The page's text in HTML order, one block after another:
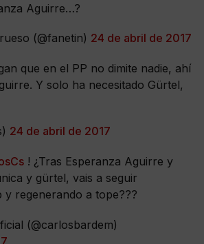
Aguirre…?
(@fanetin) 24 de abril de 2017
que en el PP no dimite nadie, ahí
Y solo ha necesitado Gürtel,
24 de abril de 2017
! ¿Tras Esperanza Aguirre y
y gürtel, vais a seguir
y regenerando a tope???
(@carlosbardem)